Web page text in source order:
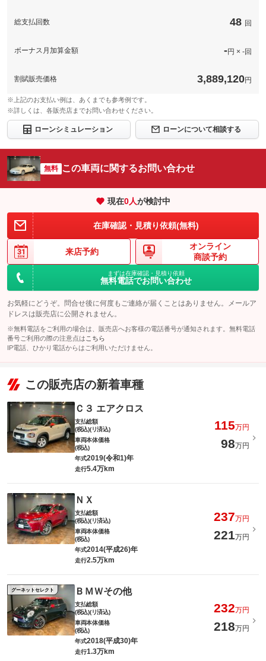
総支払回数 48 回
ボーナス月加算金額 -円 × -回
割賦販売価格 3,889,120円
※上記のお支払い例は、あくまでも参考例です。
※詳しくは、各販売店までお問い合わせください。
ローンシミュレーション ローンについて相談する
無料 この車両に関するお問い合わせ
現在0人が検討中
在庫確認・見積り依頼(無料)
来店予約
オンライン
商談予約
まずは在庫確認・見積り依頼
無料電話でお問い合わせ
お気軽にどうぞ。問合せ後に何度もご連絡が届くことはありません。メールア
ドレスは販売店に公開されません。
※無料電話をご利用の場合は、販売店へお客様の電話番号が通知されます。無料電話
番号ご利用の際の注意点は こちら
IP電話、ひかり電話からはご利用いただけません。
この販売店の新着車種
Ｃ３ エアクロス
支払総額
(税込)(リ済込)
115万円
車両本体価格
(税込)
98万円
年式2019(令和1)年
走行5.4万km
ＮＸ
支払総額
(税込)(リ済込)
237万円
車両本体価格
(税込)
221万円
年式2014(平成26)年
走行2.5万km
グーネットセレクト ＢＭＷその他
支払総額
(税込)(リ済込)
232万円
車両本体価格
(税込)
218万円
年式2018(平成30)年
走行1.3万km